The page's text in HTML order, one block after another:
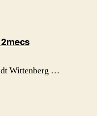
sagt:
Wittenberg …